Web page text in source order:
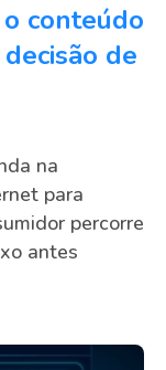
conteúdo
de
na
para
percorre
antes